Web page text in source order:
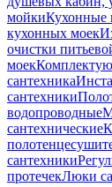
мойкиКухонные
кухонных моек
очистки
моек
сантехника
сантехники
водопроводные
сантехнические
сантехники
протечекЛюки